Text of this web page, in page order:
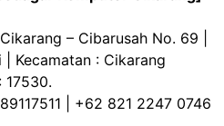
– Cibarusah No. 69 |
| Kecamatan : Cikarang
17530.
| +62 821 2247 0746